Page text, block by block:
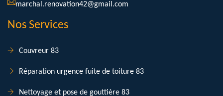
marchal.renovation42@gmail.com
Nos Services
Couvreur 83
Réparation urgence fuite de toiture 83
Nettoyage et pose de gouttière 83